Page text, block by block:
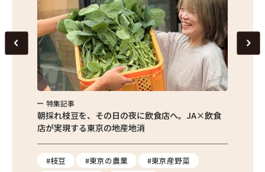
特集記事
朝採れ枝豆を、その日の夜に飲食店へ。JA×飲食
店が実現する東京の地産地消
#枝豆 #東京の農業
#東京産野菜